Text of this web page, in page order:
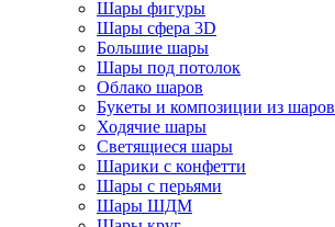
Шары фигуры
Шары сфера 3D
Большие шары
Шары под потолок
Облако шаров
Букеты и композиции из шаров
Ходячие шары
Светящиеся шары
Шарики с конфетти
Шары с перьями
Шары ШДМ